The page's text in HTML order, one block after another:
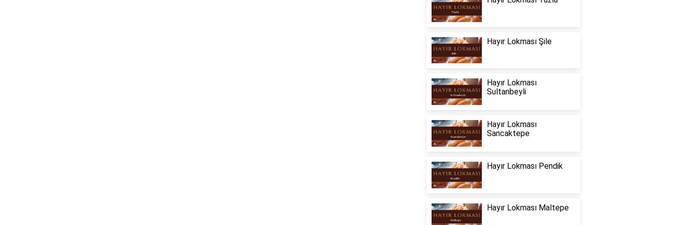
Hayır Lokması Şile
Hayır Lokması
Sultanbeyli
Hayır Lokması
Sancaktepe
Hayır Lokması Pendik
Hayır Lokması Maltepe